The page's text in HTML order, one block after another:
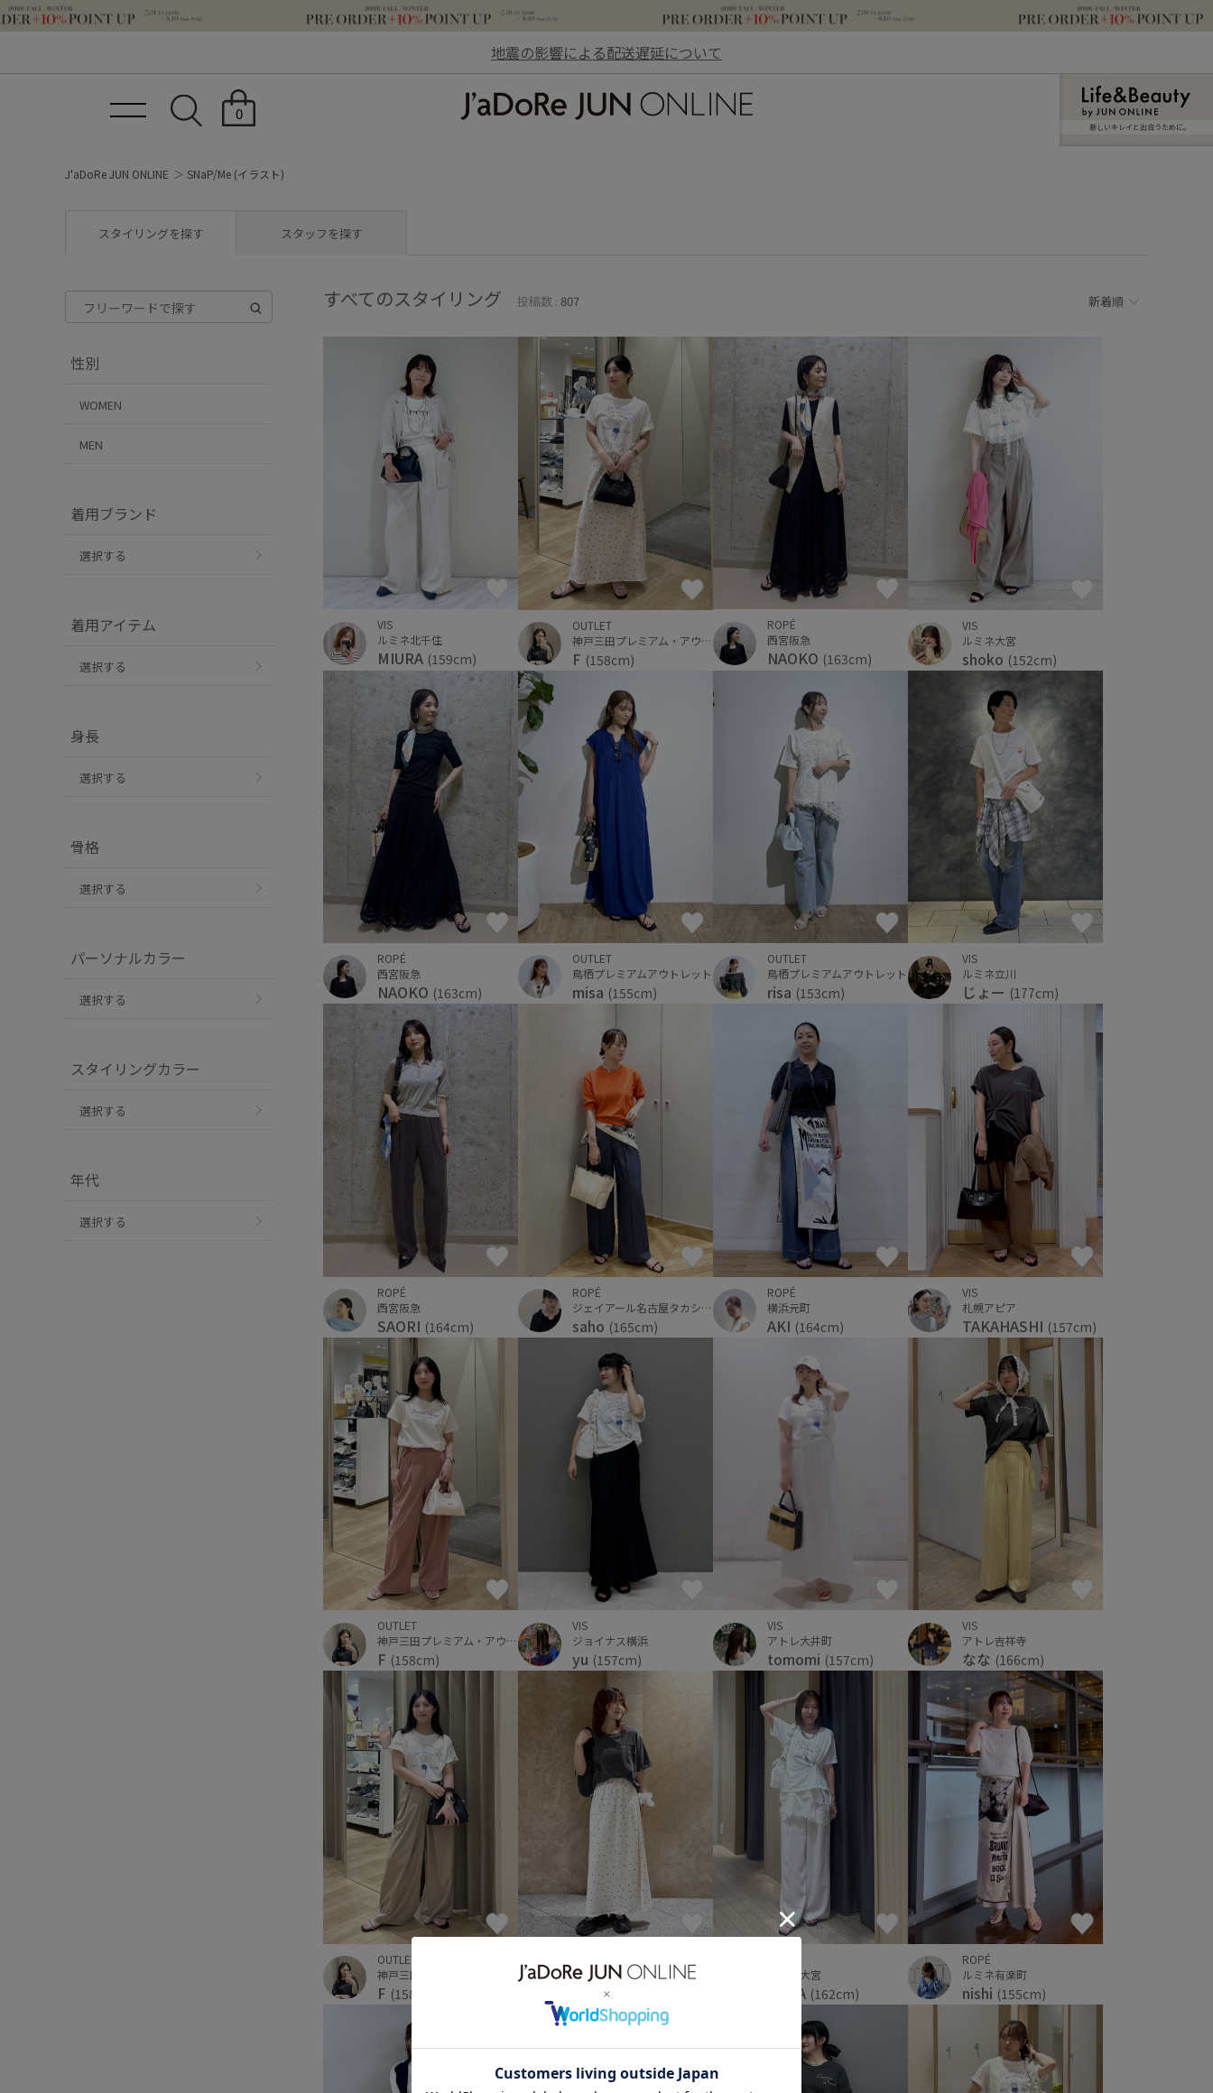
地震の影響による配送遅延について
0
新しいキレイと出合うために。
J'aDoRe JUN ONLINE SNaP/Me (イラスト)
スタイリングを探す スタッフを探す
性別
WOMEN
MEN
着用ブランド
選択する
着用アイテム
選択する
身長
選択する
骨格
選択する
パーソナルカラー
選択する
スタイリングカラー
選択する
年代
選択する
すべてのスタイリング 投稿数 : 807 新着順
VIS
ルミネ北千住
MIURA (159cm)
OUTLET
神戸三田プレミアム・アウトレット
F (158cm)
ROPÉ
西宮阪急
NAOKO (163cm)
VIS
ルミネ大宮
shoko (152cm)
ROPÉ
西宮阪急
NAOKO (163cm)
OUTLET
鳥栖プレミアムアウトレット
misa (155cm)
OUTLET
鳥栖プレミアムアウトレット
risa (153cm)
VIS
ルミネ立川
じょー (177cm)
ROPÉ
西宮阪急
SAORI (164cm)
ROPÉ
ジェイアール名古屋タカシマヤ
saho (165cm)
ROPÉ
横浜元町
AKI (164cm)
VIS
札幌アピア
TAKAHASHI (157cm)
OUTLET
神戸三田プレミアム・アウトレット
F (158cm)
VIS
ジョイナス横浜
yu (157cm)
VIS
アトレ大井町
tomomi (157cm)
VIS
アトレ吉祥寺
なな (166cm)
OUTLET
F (158cm)
ディアモール大阪
ema(153cm)
ルミネ大宮
KANA (162cm)
ROPÉ
ルミネ有楽町
nishi (155cm)